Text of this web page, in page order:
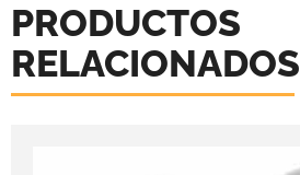
PRODUCTOS
RELACIONADOS